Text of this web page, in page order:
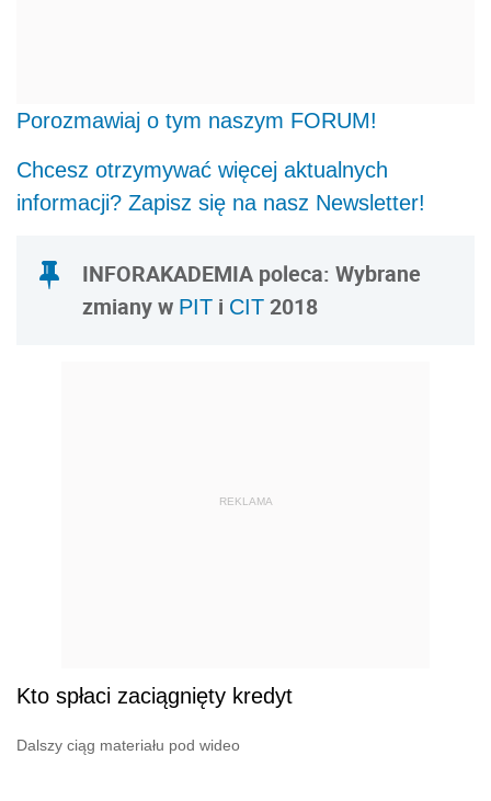
Porozmawiaj o tym naszym FORUM!
Chcesz otrzymywać więcej aktualnych
informacji? Zapisz się na nasz Newsletter!
INFORAKADEMIA poleca: Wybrane
zmiany w PIT i CIT 2018
REKLAMA
Kto spłaci zaciągnięty kredyt
Dalszy ciąg materiału pod wideo